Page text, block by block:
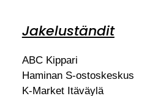
Jakeluständit
ABC Kippari
Haminan S-ostoskeskus
K-Market Itäväylä